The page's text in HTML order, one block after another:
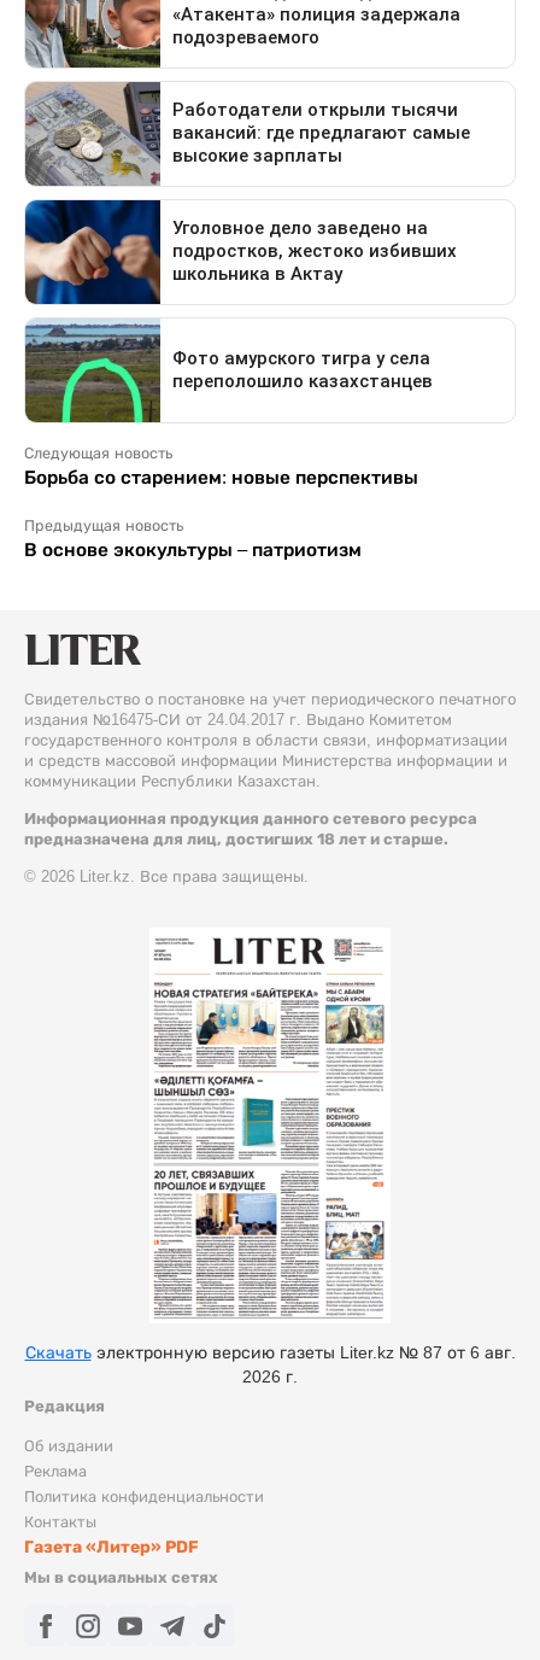
Следующая новость
Борьба со старением: новые перспективы
Предыдущая новость
В основе экокультуры – патриотизм
Свидетельство о постановке на учет периодического печатного
издания №16475-СИ от 24.04.2017 г. Выдано Комитетом
государственного контроля в области связи, информатизации
и средств массовой информации Министерства информации и
коммуникации Республики Казахстан.
Информационная продукция данного сетевого ресурса
предназначена для лиц, достигших 18 лет и старше.
© 2026 Liter.kz. Все права защищены.
Редакция
Об издании
Реклама
Политика конфиденциальности
Контакты
Газета «Литер» PDF
Мы в социальных сетях
Скачатьэлектронную версию газеты Liter.kz № 87 от 6 авг.
2026 г.